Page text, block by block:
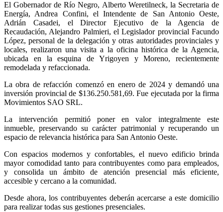
El Gobernador de Río Negro, Alberto Weretilneck, la Secretaria de
Energía, Andrea Confini, el Intendente de San Antonio Oeste,
Adrián Casadei, el Director Ejecutivo de la Agencia de
Recaudación, Alejandro Palmieri, el Legislador provincial Facundo
López, personal de la delegación y otras autoridades provinciales y
locales, realizaron una visita a la oficina histórica de la Agencia,
ubicada en la esquina de Yrigoyen y Moreno, recientemente
remodelada y refaccionada.
La obra de refacción comenzó en enero de 2024 y demandó una
inversión provincial de $136.250.581,69. Fue ejecutada por la firma
Movimientos SAO SRL.
La intervención permitió poner en valor integralmente este
inmueble, preservando su carácter patrimonial y recuperando un
espacio de relevancia histórica para San Antonio Oeste.
Con espacios modernos y confortables, el nuevo edificio brinda
mayor comodidad tanto para contribuyentes como para empleados,
y consolida un ámbito de atención presencial más eficiente,
accesible y cercano a la comunidad.
Desde ahora, los contribuyentes deberán acercarse a este domicilio
para realizar todas sus gestiones presenciales.